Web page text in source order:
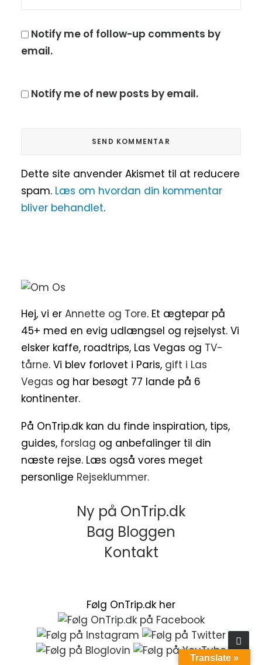
Notify me of follow-up comments by
email.
Notify me of new posts by email.
Dette site anvender Akismet til at reducere
spam. Læs om hvordan din kommentar
bliver behandlet.
Hej, vi er Annette og Tore. Et ægtepar på
45+ med en evig udlængsel og rejselyst. Vi
elsker kaffe, roadtrips, Las Vegas og TV-
tårne. Vi blev forlovet i Paris, gift i Las
Vegas og har besøgt 77 lande på 6
kontinenter.
På OnTrip.dk kan du finde inspiration, tips,
guides, forslag og anbefalinger til din
næste rejse. Læs også vores meget
personlige Rejseklummer.
Ny på OnTrip.dk
Bag Bloggen
Kontakt
Følg OnTrip.dk her
Translate »